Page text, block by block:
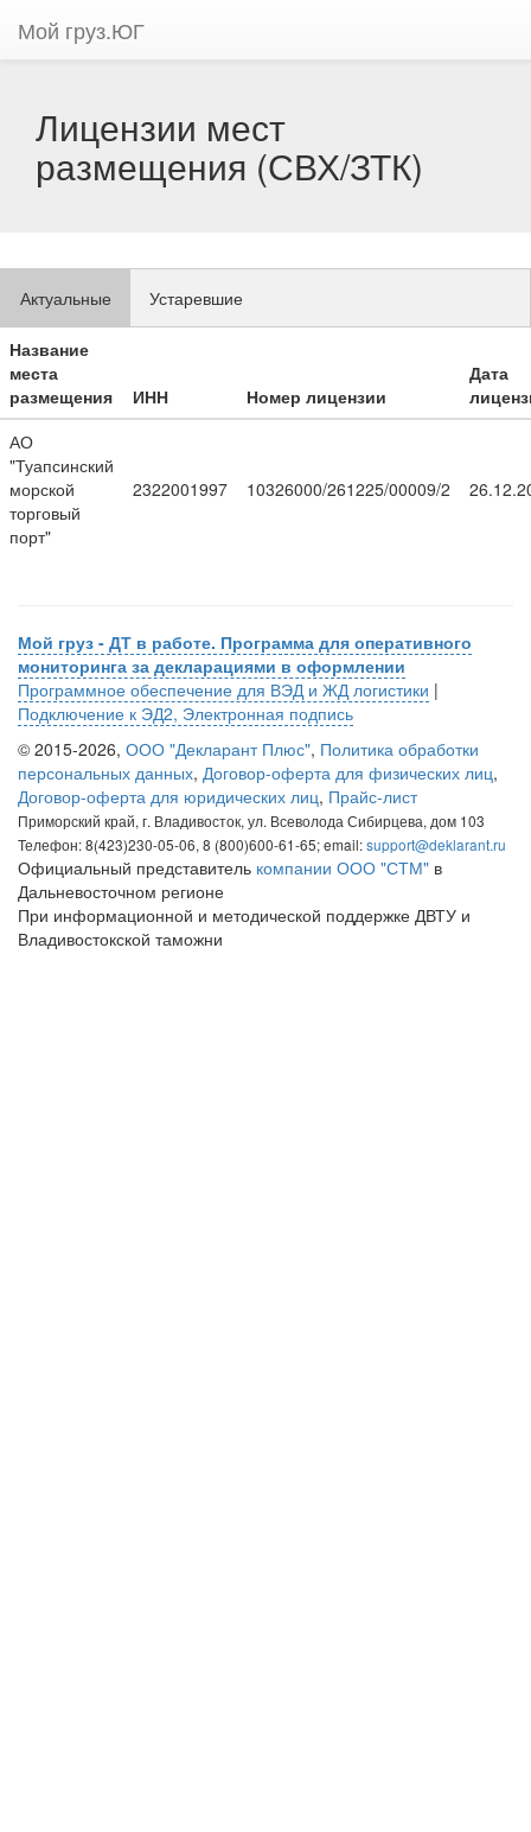
Мой груз.ЮГ
Лицензии мест
размещения (СВХ/ЗТК)
Актуальные Устаревшие
Название
места
размещения
ИНН Номер лицензии
Дата
АО
"Туапсинский
морской
торговый
порт"
2322001997 10326000/261225/00009/2
Мой груз - ДТ в работе. Программа для оперативного
мониторинга за декларациями в оформлении
Программное обеспечение для ВЭД и ЖД логистики |
Подключение к ЭД2, Электронная подпись
© 2015-2026, ООО "Декларант Плюс", Политика обработки
персональных данных, Договор-оферта для физических лиц,
Договор-оферта для юридических лиц, Прайс-лист
Приморский край, г. Владивосток, ул. Всеволода Сибирцева, дом 103
Телефон: 8(423)230-05-06, 8 (800)600-61-65; email:support@deklarant.ru
Официальный представитель компании ООО "СТМ" в
Дальневосточном регионе
При информационной и методической поддержке ДВТУ и
Владивостокской таможни